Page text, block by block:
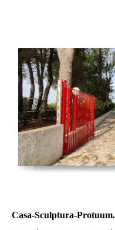
Casa-Sculptura-